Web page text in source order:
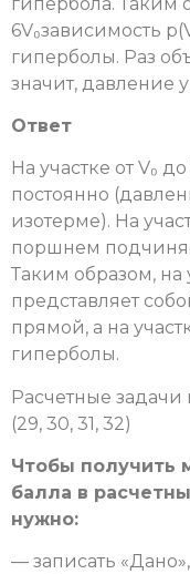
6V₀зависимость
гиперболы. Раз
значит, давление
Ответ
На участке от V₀
постоянно
изотерме). На
поршнем
Таким образом, на
представляет
прямой, а на
гиперболы.
Расчетные задачи
(29, 30, 31, 32)
Чтобы получить
балла в
нужно:
— записать